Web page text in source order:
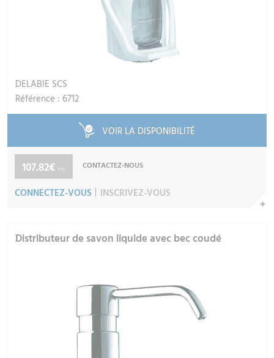
DELABIE SCS
Référence : 6712
VOIR LA DISPONIBILITÉ
107.82€ TTC CONTACTEZ-NOUS
CONNECTEZ-VOUS INSCRIVEZ-VOUS
Distributeur de savon liquide avec bec coudé